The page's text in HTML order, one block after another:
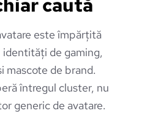
caută
este împărțită
de gaming,
mascote de brand.
întregul cluster, nu
generic de avatare.